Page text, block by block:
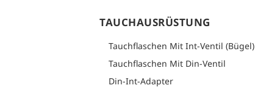
TAUCHAUSRÜSTUNG
Tauchflaschen Mit Int-Ventil (Bügel)
Tauchflaschen Mit Din-Ventil
Din-Int-Adapter